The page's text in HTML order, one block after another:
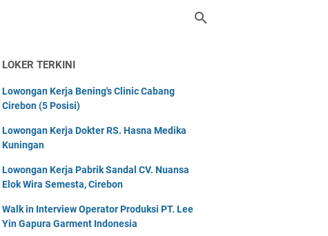
LOKER TERKINI
Lowongan Kerja Bening's Clinic Cabang
Cirebon (5 Posisi)
Lowongan Kerja Dokter RS. Hasna Medika
Kuningan
Lowongan Kerja Pabrik Sandal CV. Nuansa
Elok Wira Semesta, Cirebon
Walk in Interview Operator Produksi PT. Lee
Yin Gapura Garment Indonesia